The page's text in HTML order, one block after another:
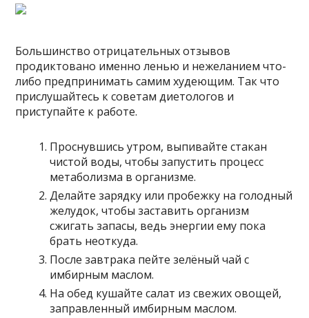
Большинство отрицательных отзывов
продиктовано именно ленью и нежеланием что-
либо предпринимать самим худеющим. Так что
прислушайтесь к советам диетологов и
приступайте к работе.
Проснувшись утром, выпивайте стакан
чистой воды, чтобы запустить процесс
метаболизма в организме.
Делайте зарядку или пробежку на голодный
желудок, чтобы заставить организм
сжигать запасы, ведь энергии ему пока
брать неоткуда.
После завтрака пейте зелёный чай с
имбирным маслом.
На обед кушайте салат из свежих овощей,
заправленный имбирным маслом.